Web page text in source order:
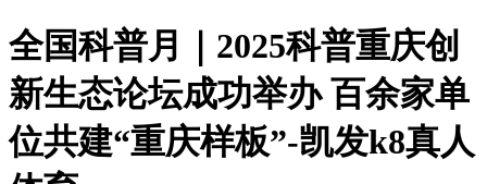
全国科普月｜2025科普重庆创
新生态论坛成功举办 百余家单
位共建“重庆样板”-凯发k8真人